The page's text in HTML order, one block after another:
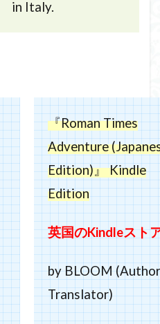
in Italy.
『Roman Times
Adventure
Edition)』 Kindle
Edition
英国のKindleスト
by BLOOM
Translator)